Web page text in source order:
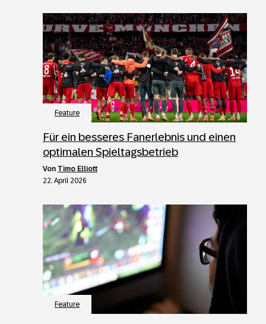
Feature
Für ein besseres Fanerlebnis und einen
optimalen Spieltagsbetrieb
von Timo Elliott
22. April 2026
Feature